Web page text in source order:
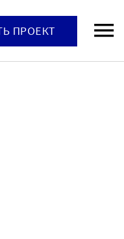
ПРОЕКТ